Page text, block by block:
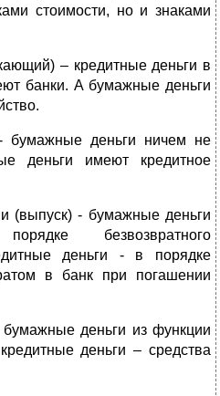
стоимости, но и знаками
– кредитные деньги в
банки. А бумажные деньги
бумажные деньги ничем не
деньги имеют кредитное
(выпуск) - бумажные деньги
безвозвратного
деньги - в порядке
в банк при погашении
деньги из функции
деньги – средства